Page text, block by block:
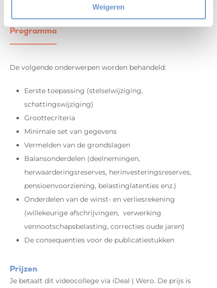
Weigeren
Programma
De volgende onderwerpen worden behandeld:
Eerste toepassing (stelselwijziging,
schattingswijziging)
Groottecriteria
Minimale set van gegevens
Vermelden van de grondslagen
Balansonderdelen (deelnemingen,
herwaarderingsreserves, herinvesteringsreserves,
pensioenvoorziening, belastinglatenties enz.)
Onderdelen van de winst- en verliesrekening
(willekeurige afschrijvingen, verwerking
vennootschapsbelasting, correcties oude jaren)
De consequenties voor de publicatiestukken
Prijzen
Je betaalt dit videocollege via iDeal | Wero. De prijs is